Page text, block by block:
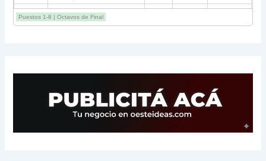
12 Lanús 3 -1 3
13 San Lorenzo 3 -1 3
Puestos 1-8 | Octavos de Final